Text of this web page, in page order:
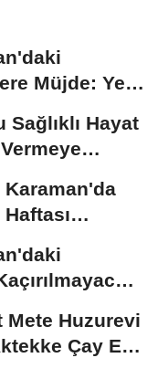
Müjde: Yeni
Hayat
Mete Huzurevi
Çay Evi